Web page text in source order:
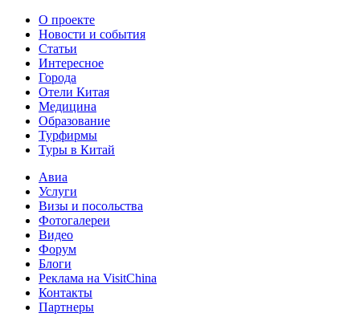
О проекте
Новости и события
Статьи
Интересное
Города
Отели Китая
Медицина
Образование
Турфирмы
Туры в Китай
Авиа
Услуги
Визы и посольства
Фотогалереи
Видео
Форум
Блоги
Реклама на VisitChina
Контакты
Партнеры